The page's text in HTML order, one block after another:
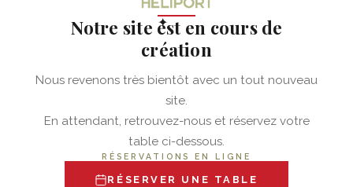
✦
Notre site est en cours de
création
Nous revenons très bientôt avec un tout nouveau
site.
En attendant, retrouvez-nous et réservez votre
table ci-dessous.
RÉSERVATIONS EN LIGNE
RÉSERVER UNE TABLE